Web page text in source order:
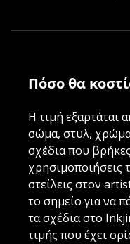
Πόσο θα
Η τιμή εξαρτάται
σώμα, στυλ, χρώμα
σχέδια που
χρησιμοποιήσεις
στείλεις στον
το σημείο για να
τα σχέδια στο
τιμής που έχει